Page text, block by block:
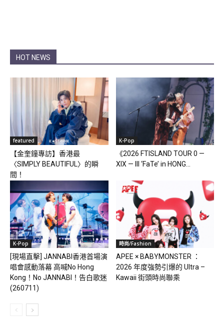
HOT NEWS
featured
【金奎鐘專訪】香港最
〈SIMPLY BEAUTIFUL〉的瞬
間！
K-Pop
《2026 FTISLAND TOUR 0 —
XIX — III ‘FaTe’ in HONG...
K-Pop
[現場直擊] JANNABI香港首場演
唱會感動落幕 高喊No Hong
Kong！No JANNABI！告白歌迷
(260711)
時尚/Fashion
APEE × BABYMONSTER ：
2026 年度強勢引爆的 Ultra –
Kawaii 街頭時尚聯乘